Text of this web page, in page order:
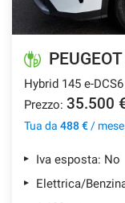
Hybrid 145 e-
Prezzo: 35.500
Tua da 488 €/ mese
Iva esposta: No
Elettrica/